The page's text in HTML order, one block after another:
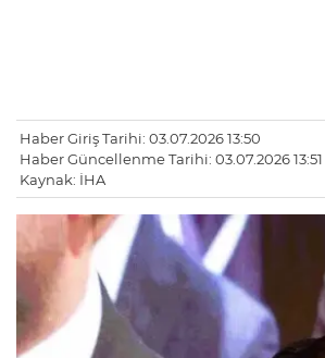
Haber Giriş Tarihi: 03.07.2026 13:50
Haber Güncellenme Tarihi: 03.07.2026 13:51
Kaynak: İHA